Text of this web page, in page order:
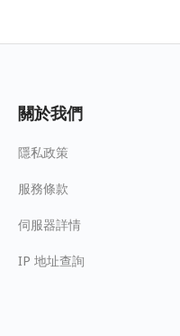
關於我們
隱私政策
服務條款
伺服器詳情
IP 地址查詢